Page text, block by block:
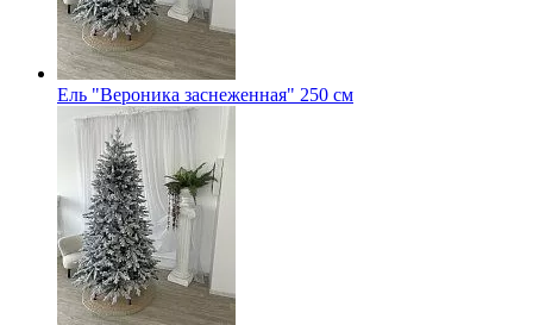
Ель "Вероника заснеженная" 250 см